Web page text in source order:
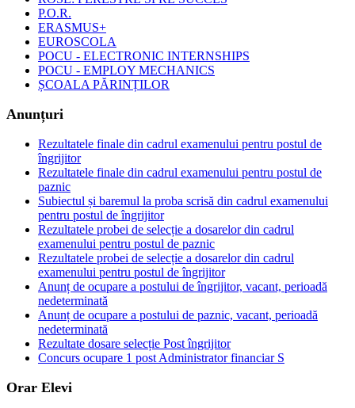
P.O.R.
ERASMUS+
EUROSCOLA
POCU - ELECTRONIC INTERNSHIPS
POCU - EMPLOY MECHANICS
ȘCOALA PĂRINȚILOR
Anunțuri
Rezultatele finale din cadrul examenului pentru postul de
îngrijitor
Rezultatele finale din cadrul examenului pentru postul de
paznic
Subiectul și baremul la proba scrisă din cadrul examenului
pentru postul de îngrijitor
Rezultatele probei de selecție a dosarelor din cadrul
examenului pentru postul de paznic
Rezultatele probei de selecție a dosarelor din cadrul
examenului pentru postul de îngrijitor
Anunț de ocupare a postului de îngrijitor, vacant, perioadă
nedeterminată
Anunț de ocupare a postului de paznic, vacant, perioadă
nedeterminată
Rezultate dosare selecție Post îngrijitor
Concurs ocupare 1 post Administrator financiar S
Orar Elevi